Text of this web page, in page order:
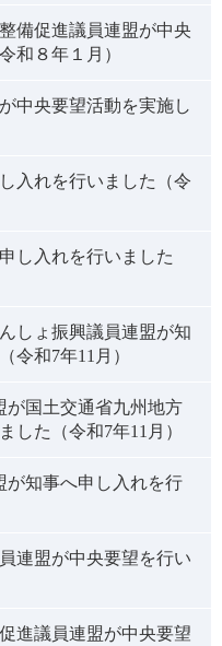
備促進議員連盟が中央
和８年１月）
中央要望活動を実施し
入れを行いました（令
し入れを行いました
しょ振興議員連盟が知
令和7年11月）
が国土交通省九州地方
した（令和7年11月）
が知事へ申し入れを行
連盟が中央要望を行い
進議員連盟が中央要望